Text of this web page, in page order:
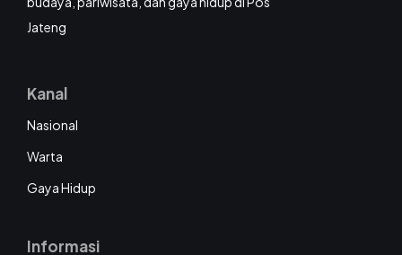
Jateng
Kanal
Nasional
Warta
Gaya Hidup
Informasi